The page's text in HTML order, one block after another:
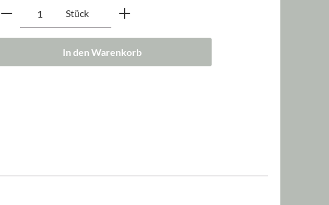
Produkt Anzahl: Gib den gewünschten Wert ein
Stück
In den Warenkorb